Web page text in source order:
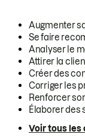
Augmenter
Se faire
Analyser le
Attirer la
Créer des
Corriger les
Renforcer
Élaborer des
Voir tous les